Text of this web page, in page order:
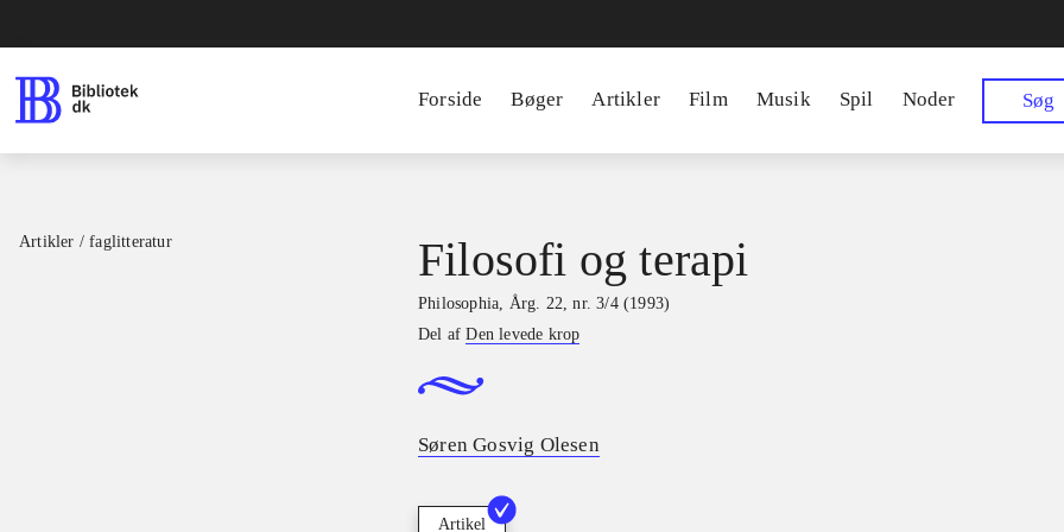
Forside Bøger Artikler Film Musik Spil Noder Søg
Artikler / faglitteratur Filosofi og terapi
Philosophia, Årg. 22, nr. 3/4 (1993)
Del afDen levede krop
Søren Gosvig Olesen
Artikel